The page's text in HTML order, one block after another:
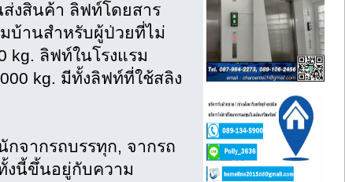
งสินค้า ลิฟท์โดยสาร
บ้านสำหรับผู้ป่วยที่ไม่
kg. ลิฟท์ในโรงแรม
kg. มีทั้งลิฟท์ที่ใช้สลิง
จากรถบรรทุก, จากรถ
งนี้ขึ้นอยู่กับความ